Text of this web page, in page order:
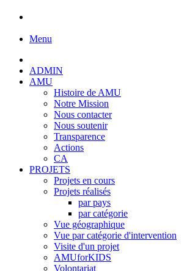
Menu
ADMIN
AMU
Histoire de AMU
Notre Mission
Nous contacter
Nous soutenir
Transparence
Actions
CA
PROJETS
Projets en cours
Projets réalisés
par pays
par catégorie
Vue géographique
Vue par catégorie d'intervention
Visite d'un projet
AMUforKIDS
Volontariat